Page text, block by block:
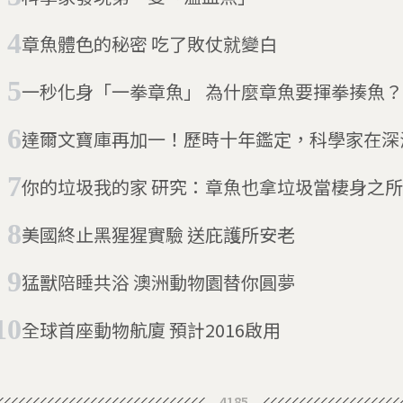
章魚體色的秘密 吃了敗仗就變白
一秒化身「一拳章魚」 為什麼章魚要揮拳揍魚？
達爾文寶庫再加一！歷時十年鑑定，科學家在
你的垃圾我的家 研究：章魚也拿垃圾當棲身之所
美國終止黑猩猩實驗 送庇護所安老
猛獸陪睡共浴 澳洲動物園替你圓夢
全球首座動物航廈 預計2016啟用